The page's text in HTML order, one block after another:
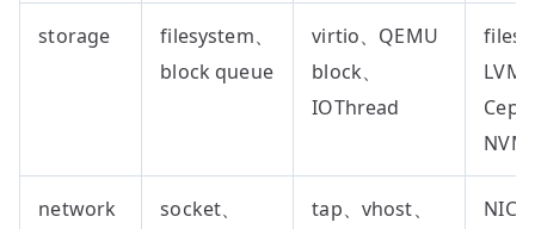
storage
filesystem、
block queue
virtio、QEMU
block、
IOThread
LVM
network
socket、
tap、vhost、
NIC